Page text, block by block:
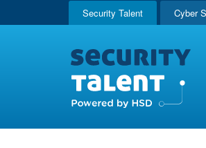
Security Talent Cyber